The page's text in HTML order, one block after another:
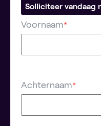
Solliciteer vandaag
Voornaam*
Achternaam*